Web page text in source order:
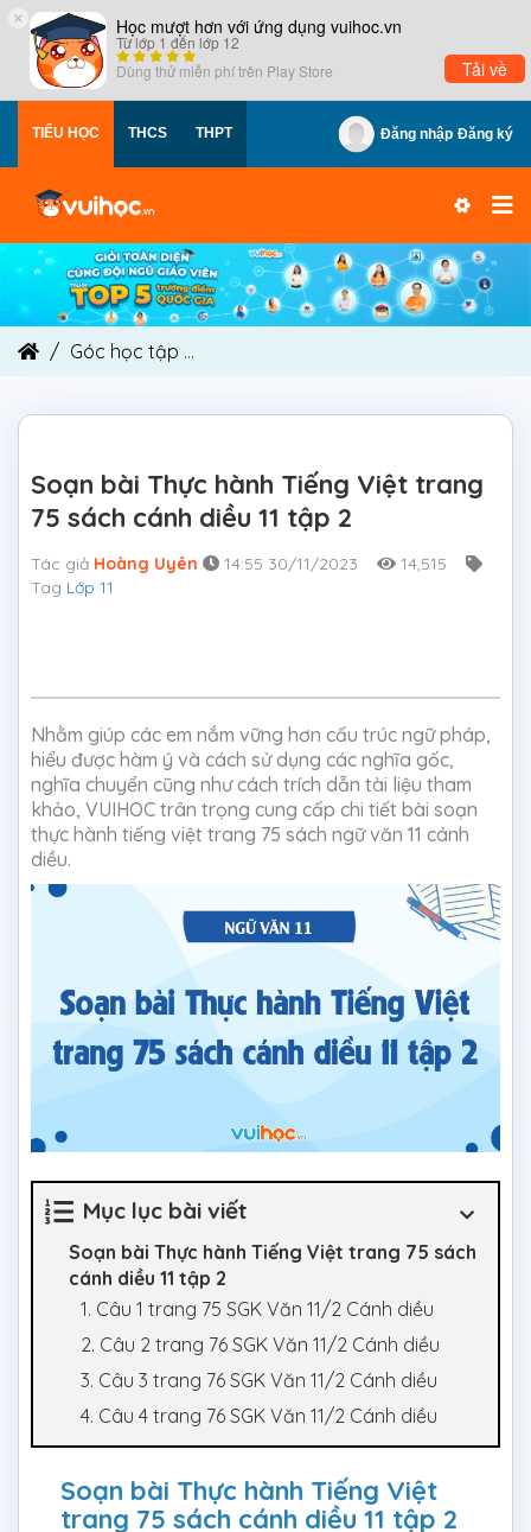
× Học mượt hơn với ứng dụng vuihoc.vn
Từ lớp 1 đến lớp 12
Dùng thử miễn phí trên Play Store Tải về
TIỂU HỌC THCS THPT Đăng nhập Đăng ký
Góc học tập
Soạn bài Thực hành Tiếng Việt trang
75 sách cánh diều 11 tập 2
Tác giả Hoàng Uyên 14:55 30/11/2023
14,515
Tag Lớp 11
Nhằm giúp các em nắm vững hơn cấu trúc ngữ pháp,
hiểu được hàm ý và cách sử dụng các nghĩa gốc,
nghĩa chuyển cũng như cách trích dẫn tài liệu tham
khảo, VUIHOC trân trọng cung cấp chi tiết bài soạn
thực hành tiếng việt trang 75 sách ngữ văn 11 cánh
diều.
Mục lục bài viết
Soạn bài Thực hành Tiếng Việt trang 75 sách
cánh diều 11 tập 2
1. Câu 1 trang 75 SGK Văn 11/2 Cánh diều
2. Câu 2 trang 76 SGK Văn 11/2 Cánh diều
3. Câu 3 trang 76 SGK Văn 11/2 Cánh diều
4. Câu 4 trang 76 SGK Văn 11/2 Cánh diều
Soạn bài Thực hành Tiếng Việt
trang 75 sách cánh diều 11 tập 2